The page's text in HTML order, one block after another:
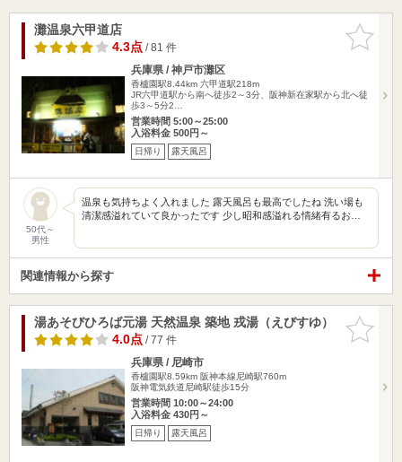
お気に入
りに追加
灘温泉六甲道店
4.3点/ 81 件
兵庫県 / 神戸市灘区
香櫨園駅8.44km 六甲道駅218m
JR六甲道駅から南へ徒歩2～3分、阪神新在家駅から北へ徒
歩3～5分2…
営業時間 5:00～25:00
入浴料金 500円～
日帰り 露天風呂
50代～
男性
温泉も気持ちよく入れました 露天風呂も最高でしたね 洗い場も
清潔感溢れていて良かったです 少し昭和感溢れる情緒有るお…
関連情報から探す
お気に入
りに追加
湯あそびひろば元湯 天然温泉 築地 戎湯（えびすゆ）
4.0点/ 77 件
兵庫県 / 尼崎市
香櫨園駅8.59km 阪神本線尼崎駅760m
阪神電気鉄道尼崎駅徒歩15分
営業時間 10:00～24:00
入浴料金 430円～
日帰り 露天風呂